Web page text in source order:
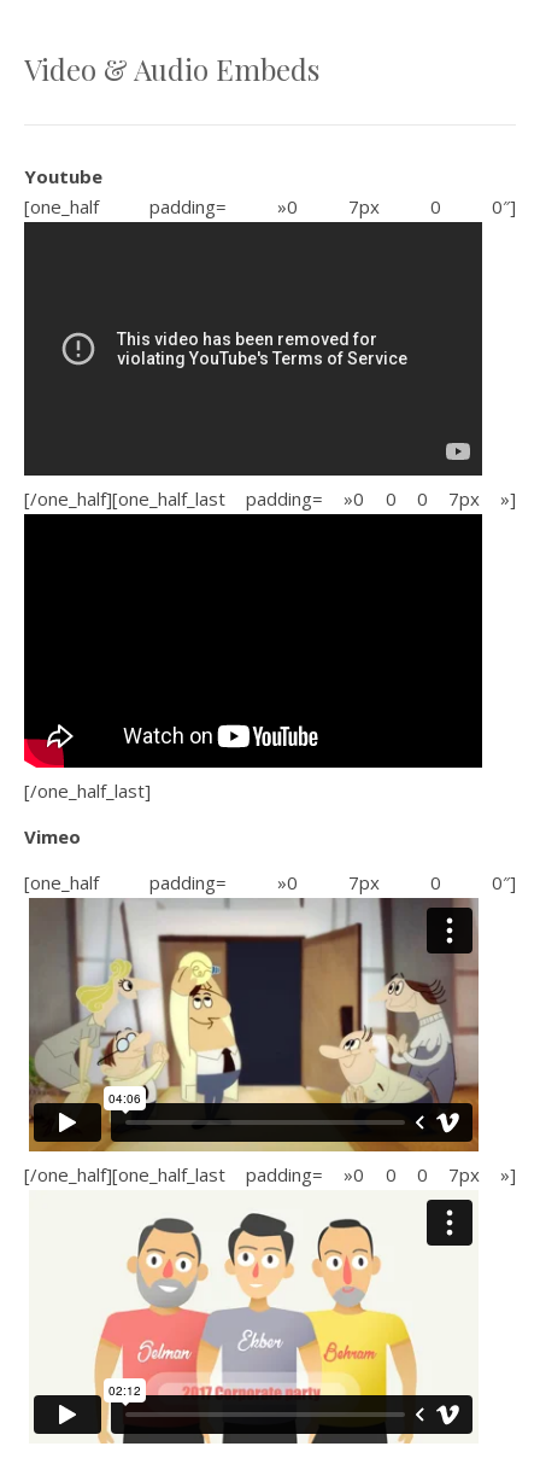
Video & Audio Embeds
Youtube
[one_half padding= »0 7px 0 0″]
[/one_half][one_half_last padding= »0 0 0 7px »]
[/one_half_last]
Vimeo
[one_half padding= »0 7px 0 0″]
[/one_half][one_half_last padding= »0 0 0 7px »]